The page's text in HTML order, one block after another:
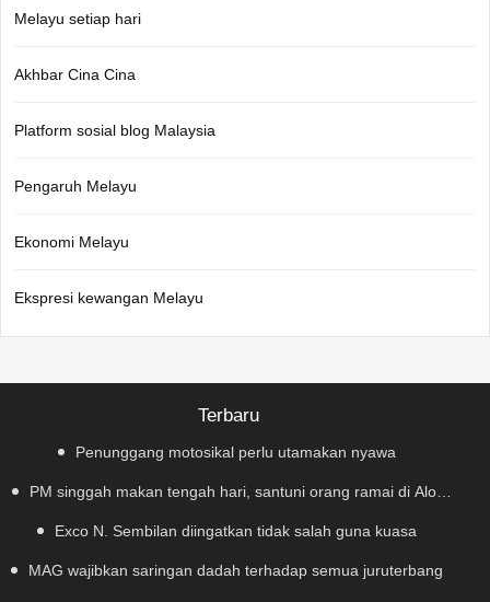
Melayu setiap hari
Akhbar Cina Cina
Platform sosial blog Malaysia
Pengaruh Melayu
Ekonomi Melayu
Ekspresi kewangan Melayu
Terbaru
Penunggang motosikal perlu utamakan nyawa
PM singgah makan tengah hari, santuni orang ramai di Alor
Gajah
Exco N. Sembilan diingatkan tidak salah guna kuasa
MAG wajibkan saringan dadah terhadap semua juruterbang